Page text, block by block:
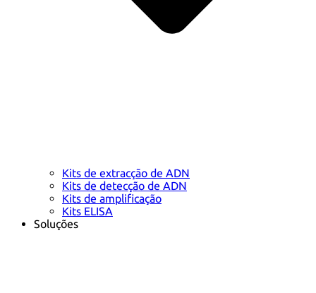
Kits de extracção de ADN
Kits de detecção de ADN
Kits de amplificação
Kits ELISA
Soluções